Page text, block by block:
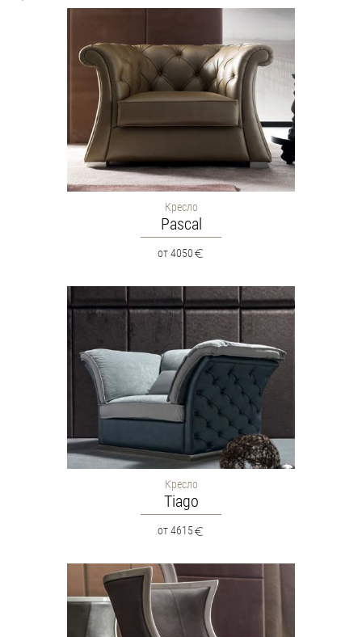
Кресло
Pascal
от 4050
Кресло
Tiago
от 4615